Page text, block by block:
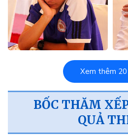
Xem thêm 20
BỐC THĂM
QUẢ